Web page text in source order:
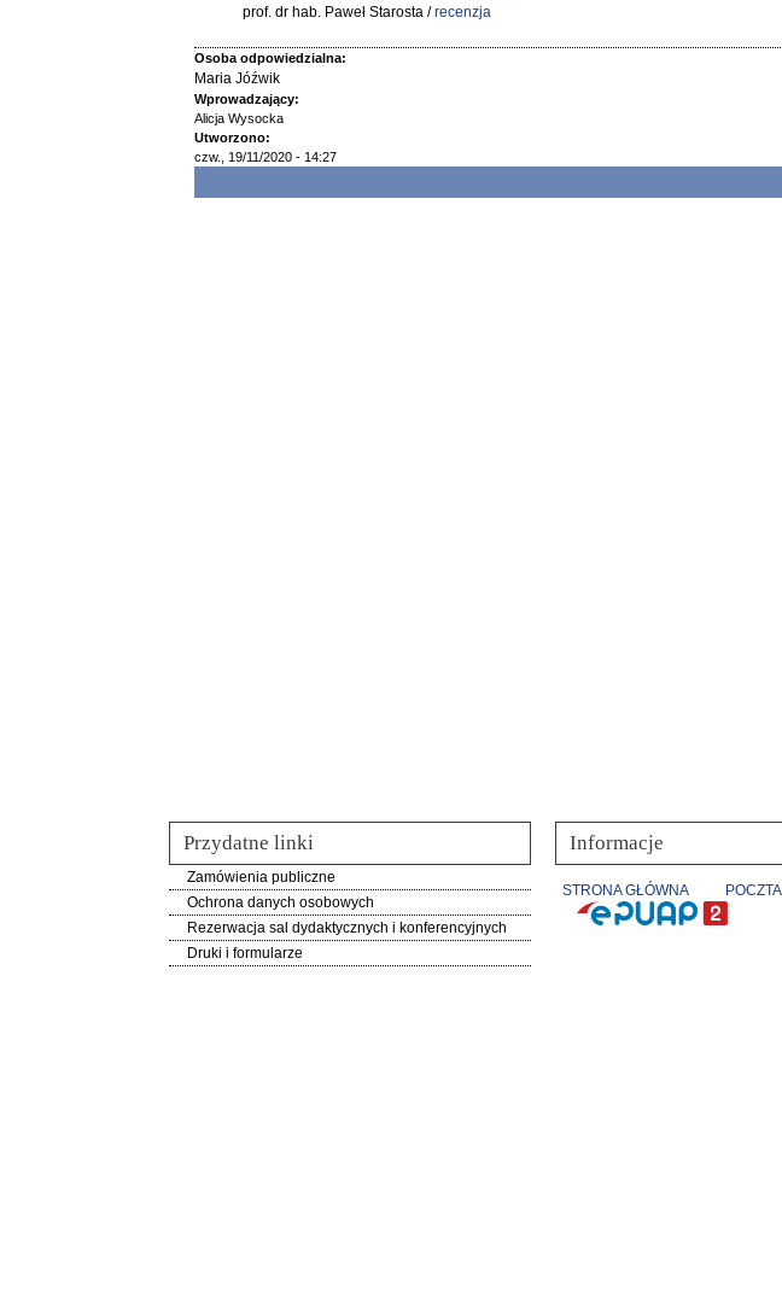
prof. dr hab. Paweł Starosta /recenzja
Osoba odpowiedzialna:
Maria Jóźwik
Wprowadzający:
Alicja Wysocka
Utworzono:
czw., 19/11/2020 - 14:27
Przydatne linki
Zamówienia publiczne
Ochrona danych osobowych
Rezerwacja sal dydaktycznych i konferencyjnych
Druki i formularze
Informacje
STRONA GŁÓWNA POCZTA